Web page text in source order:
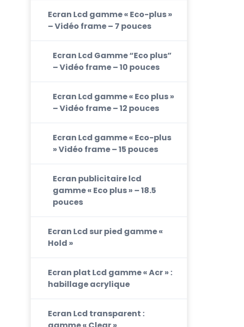
Ecran Lcd gamme « Eco-plus »
– Vidéo frame – 7 pouces
Ecran Lcd Gamme “Eco plus”
– Vidéo frame – 10 pouces
Ecran Lcd gamme « Eco plus »
– Vidéo frame – 12 pouces
Ecran Lcd gamme « Eco-plus
» Vidéo frame – 15 pouces
Ecran publicitaire lcd
gamme « Eco plus » – 18.5
pouces
Ecran Lcd sur pied gamme «
Hold »
Ecran plat Lcd gamme « Acr » :
habillage acrylique
Ecran Lcd transparent :